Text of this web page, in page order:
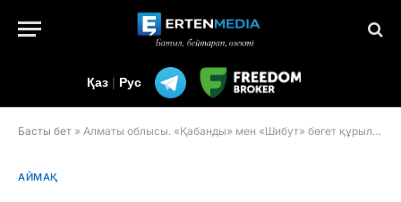
Қаз | Рус
Басты бет » Алматы облысы. «Қабанды» мен «Шибут» бөгет құрылыстарындағы заңбұзушылықтарды тексеру тапсырылды
АЙМАҚ